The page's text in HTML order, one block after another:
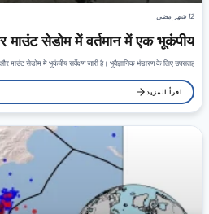
12 شهر مضى
सेडोम में वर्तमान में एक भूकंपीय…
माउंट सेडोम में भूकंपीय सर्वेक्षण जारी है। भूवैज्ञानिक भंडारण के लिए उपसतह…
اقرأ المزيد